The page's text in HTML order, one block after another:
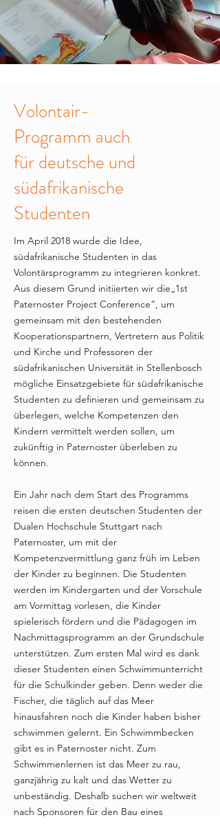
Volontair-
Programm auch
für deutsche und
südafrikanische
Studenten
Im April 2018 wurde die Idee,
südafrikanische Studenten in das
Volontärsprogramm zu integrieren konkret.
Aus diesem Grund initiierten wir die„1st
Paternoster Project Conference“, um
gemeinsam mit den bestehenden
Kooperationspartnern, Vertretern aus Politik
und Kirche und Professoren der
südafrikanischen Universität in Stellenbosch
mögliche Einsatzgebiete für südafrikanische
Studenten zu definieren und gemeinsam zu
überlegen, welche Kompetenzen den
Kindern vermittelt werden sollen, um
zukünftig in Paternoster überleben zu
können.
Ein Jahr nach dem Start des Programms
reisen die ersten deutschen Studenten der
Dualen Hochschule Stuttgart nach
Paternoster, um mit der
Kompetenzvermittlung ganz früh im Leben
der Kinder zu beginnen. Die Studenten
werden im Kindergarten und der Vorschule
am Vormittag vorlesen, die Kinder
spielerisch fördern und die Pädagogen im
Nachmittagsprogramm an der Grundschule
unterstützen. Zum ersten Mal wird es dank
dieser Studenten einen Schwimmunterricht
für die Schulkinder geben. Denn weder die
Fischer, die täglich auf das Meer
hinausfahren noch die Kinder haben bisher
schwimmen gelernt. Ein Schwimmbecken
gibt es in Paternoster nicht. Zum
Schwimmenlernen ist das Meer zu rau,
ganzjährig zu kalt und das Wetter zu
unbeständig. Deshalb suchen wir weltweit
nach Sponsoren für den Bau eines